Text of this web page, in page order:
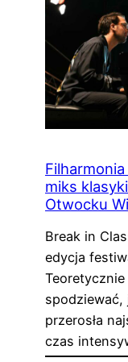
miks
Otwocku
Break in
edycja
Teoretycznie
przerosła
czas